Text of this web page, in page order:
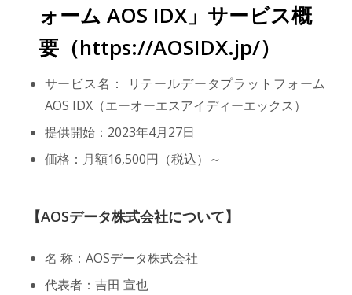
ォーム AOS IDX」サービス概
要（https://AOSIDX.jp/）
サービス名： リテールデータプラットフォーム
AOS IDX（エーオーエスアイディーエックス）
提供開始：2023年4月27日
価格：月額16,500円（税込）～
【AOSデータ株式会社について】
名 称：AOSデータ株式会社
代表者：吉田 宣也